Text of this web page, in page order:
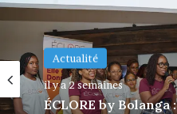
Performance
il y a 2 semaines
Carl-Salik Mafeni